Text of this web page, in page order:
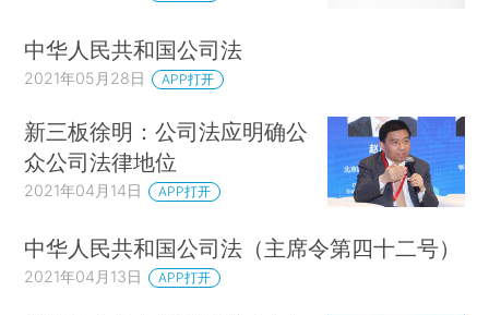
中华人民共和国公司法
2021年05月28日 APP打开
新三板徐明：公司法应明确公
众公司法律地位
2021年04月14日 APP打开
中华人民共和国公司法（主席令第四十二号）
2021年04月13日 APP打开